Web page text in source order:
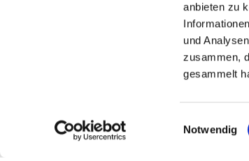
anbieten zu
und
zusammen,
gesammelt
Notwendig
Website: www.um-den-wilhelmsturm.de